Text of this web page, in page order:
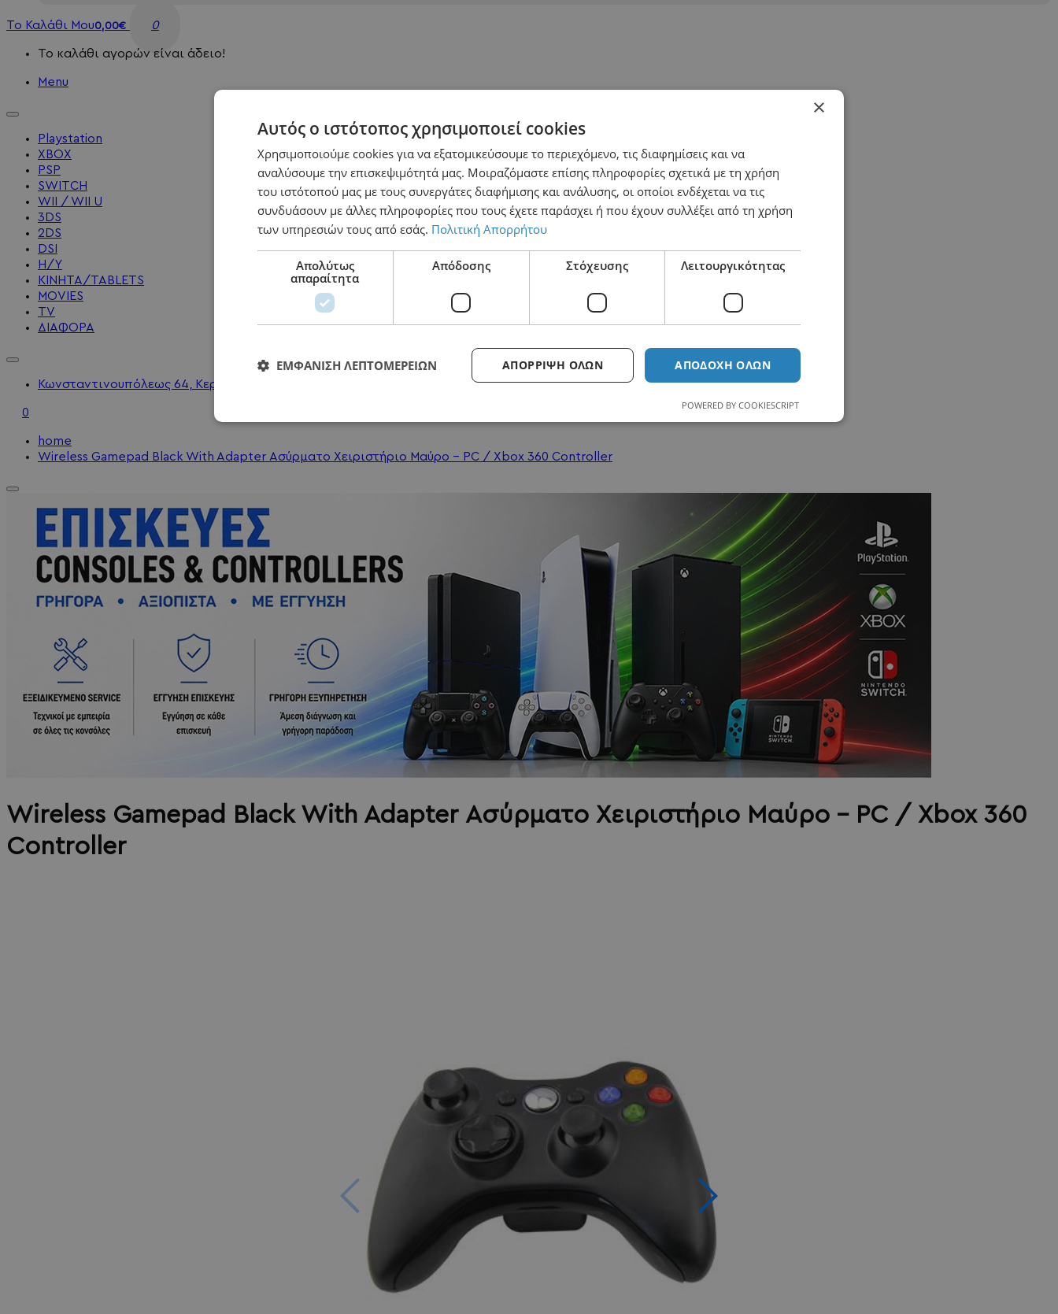
Το Καλάθι Μου0,00€ 0
Το καλάθι αγορών είναι άδειο!
Menu
Playstation
XBOX
PSP
SWITCH
WII / WII U
3DS
2DS
DSI
Η/Υ
KINHTA/TABLETS
MOVIES
TV
ΔΙΑΦΟΡΑ
Κωνσταντινουπόλεως 64, Κερατσίνι - 2104010202 - 2110125418
0
home
Wireless Gamepad Black With Adapter Ασύρματο Χειριστήριο Μαύρο - PC / Xbox 360 Controller
Wireless Gamepad Black With Adapter Ασύρματο Χειριστήριο Μαύρο - PC / Xbox 360
Controller
×
Αυτός ο ιστότοπος χρησιμοποιεί cookies
Χρησιμοποιούμε cookies για να εξατομικεύσουμε το περιεχόμενο, τις διαφημίσεις και να
αναλύσουμε την επισκεψιμότητά μας. Μοιραζόμαστε επίσης πληροφορίες σχετικά με τη χρήση
του ιστότοπού μας με τους συνεργάτες διαφήμισης και ανάλυσης, οι οποίοι ενδέχεται να τις
συνδυάσουν με άλλες πληροφορίες που τους έχετε παράσχει ή που έχουν συλλέξει από τη χρήση
των υπηρεσιών τους από εσάς. Πολιτική Απορρήτου
Απολύτως
απαραίτητα
Απόδοσης Στόχευσης Λειτουργικότητας
ΑΠΟΔΟΧΉ ΌΛΩΝ
ΑΠΌΡΡΙΨΗ ΌΛΩΝ
ΕΜΦΆΝΙΣΗ ΛΕΠΤΟΜΕΡΕΙΏΝ
POWERED BY COOKIESCRIPT